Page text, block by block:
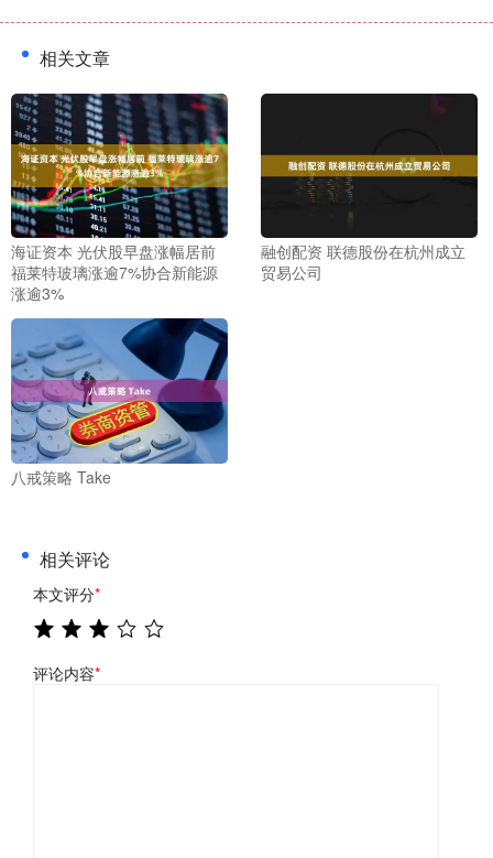
相关文章
海证资本 光伏股早盘涨幅居前
福莱特玻璃涨逾7%协合新能源
涨逾3%
融创配资 联德股份在杭州成立
贸易公司
八戒策略 Take
相关评论
本文评分*
评论内容*